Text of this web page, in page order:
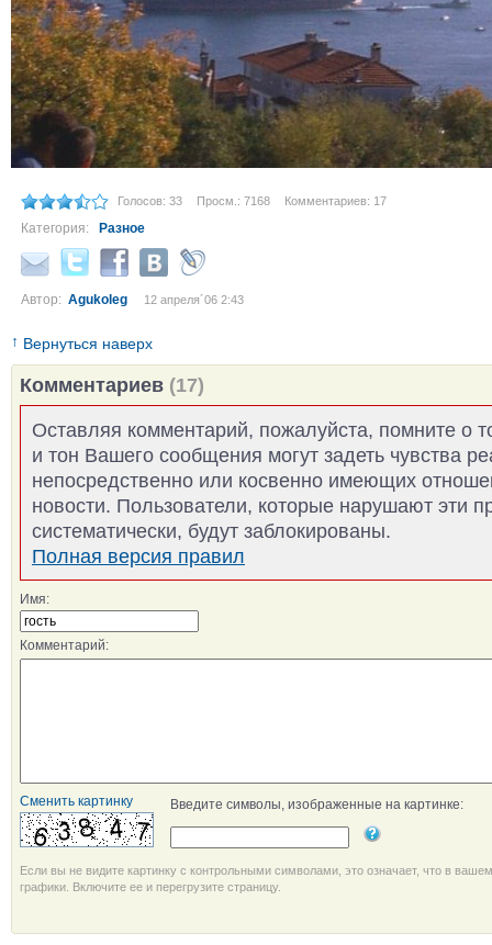
Голосов: 33 Просм.: 7168 Комментариев: 17
Категория: Разное
Автор: Agukoleg 12 апреля´06 2:43
↑ Вернуться наверх
Комментариев (17)
Оставляя комментарий, пожалуйста, помните о
и тон Вашего сообщения могут задеть чувства
непосредственно или косвенно имеющих
новости. Пользователи, которые нарушают эти
систематически, будут заблокированы.
Полная версия правил
Имя:
Комментарий:
Сменить картинку Введите символы, изображенные на картинке:
Если вы не видите картинку с контрольными символами, это означает, что в
графики. Включите ее и перегрузите страницу.